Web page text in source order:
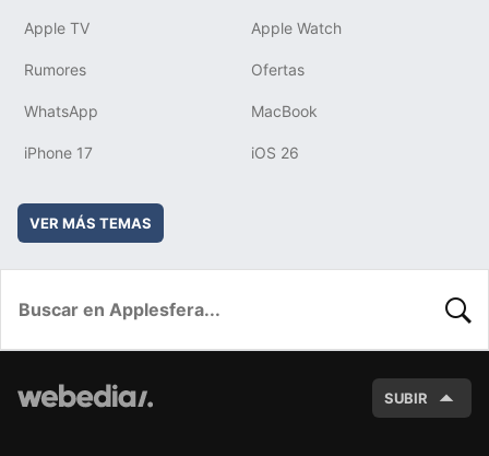
Apple TV Apple Watch
Rumores Ofertas
WhatsApp MacBook
iPhone 17 iOS 26
VER MÁS TEMAS
SUBIR